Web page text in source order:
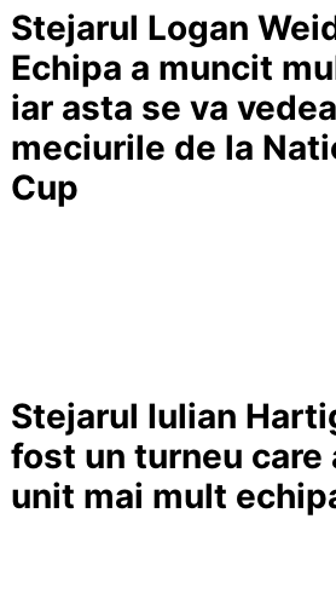
Stejarul Logan
Echipa a muncit
iar asta se va
meciurile de la
Cup
Stejarul Iulian
fost un turneu care
unit mai mult